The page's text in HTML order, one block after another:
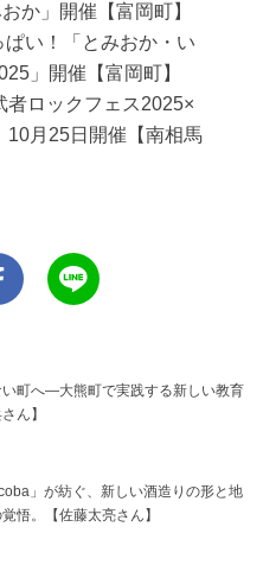
か」開催【富岡町】
い！「とみおか・い
」開催【富岡町】
者ロックフェス2025×
10月25日開催【南相馬
町へ―大熊町で実践する新しい教育
ん】
」が紡ぐ、新しい酒造りの形と地
悟。【佐藤太亮さん】